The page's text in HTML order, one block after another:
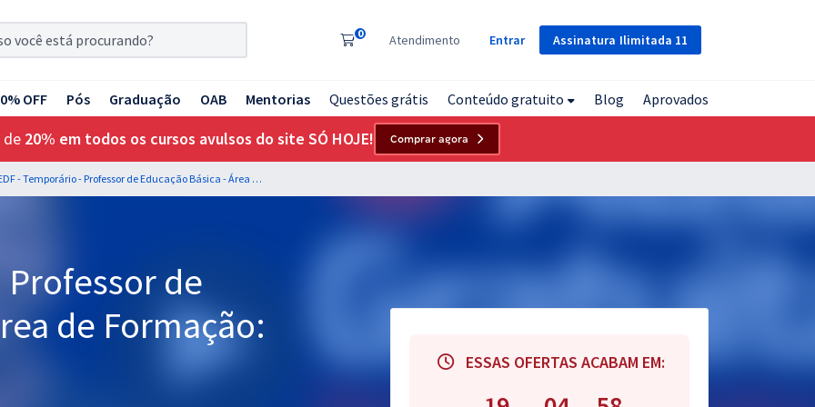
Assinatura Ilimitada 11
0 Atendimento Entrar
OFF Pós Graduação OAB Mentorias Questões grátis Conteúdo gratuito Blog Aprovados
de 20% em todos os cursos avulsos do site SÓ HOJE! Comprar agora
SEDF - Temporário - Professor de Educação Básica - Área de Formação: História
Professor de
de Formação:
ESSAS OFERTAS ACABAM EM: